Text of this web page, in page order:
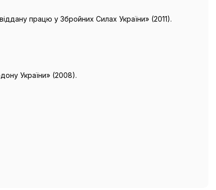
працю у Збройних Силах України» (2011).
України» (2008).